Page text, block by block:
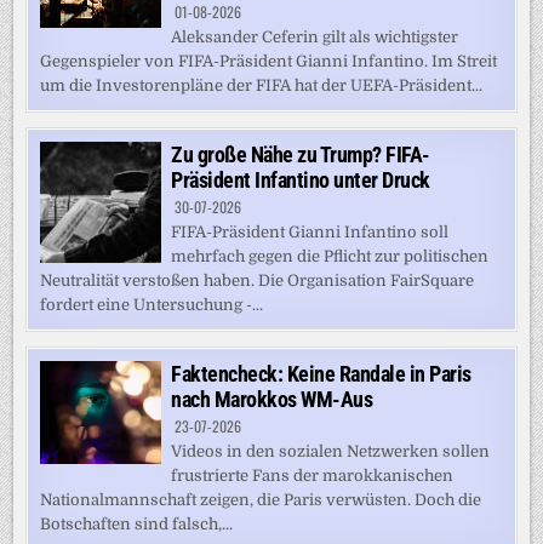
01-08-2026
Aleksander Ceferin gilt als wichtigster
Gegenspieler von FIFA-Präsident Gianni Infantino. Im Streit
um die Investorenpläne der FIFA hat der UEFA-Präsident...
Zu große Nähe zu Trump? FIFA-
Präsident Infantino unter Druck
30-07-2026
FIFA-Präsident Gianni Infantino soll
mehrfach gegen die Pflicht zur politischen
Neutralität verstoßen haben. Die Organisation FairSquare
fordert eine Untersuchung -...
Faktencheck: Keine Randale in Paris
nach Marokkos WM-Aus
23-07-2026
Videos in den sozialen Netzwerken sollen
frustrierte Fans der marokkanischen
Nationalmannschaft zeigen, die Paris verwüsten. Doch die
Botschaften sind falsch,...